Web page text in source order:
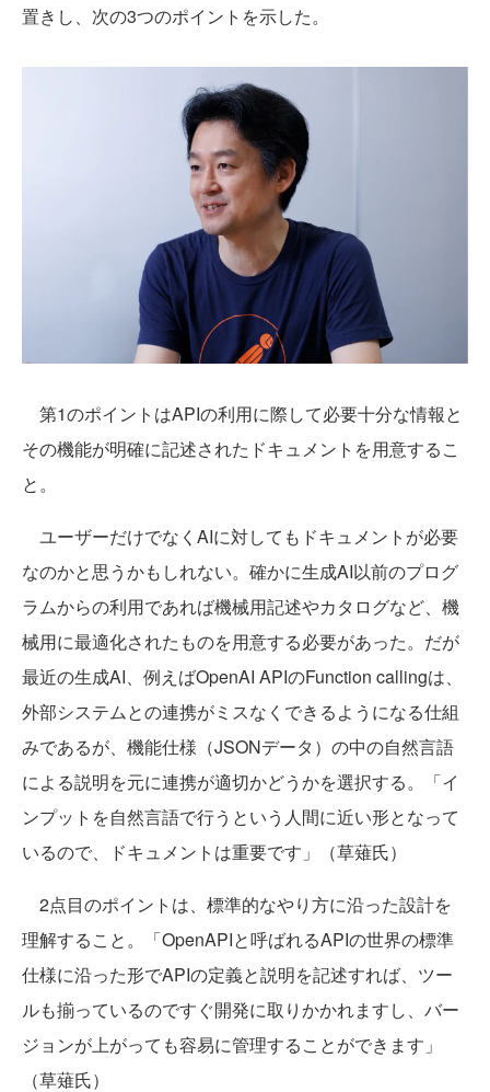
置きし、次の3つのポイントを示した。
第1のポイントはAPIの利用に際して必要十分な情報と
その機能が明確に記述されたドキュメントを用意するこ
と。
ユーザーだけでなくAIに対してもドキュメントが必要
なのかと思うかもしれない。確かに生成AI以前のプログ
ラムからの利用であれば機械用記述やカタログなど、機
械用に最適化されたものを用意する必要があった。だが
最近の生成AI、例えばOpenAI APIのFunction callingは、
外部システムとの連携がミスなくできるようになる仕組
みであるが、機能仕様（JSONデータ）の中の自然言語
による説明を元に連携が適切かどうかを選択する。「イ
ンプットを自然言語で行うという人間に近い形となって
いるので、ドキュメントは重要です」（草薙氏）
2点目のポイントは、標準的なやり方に沿った設計を
理解すること。「OpenAPIと呼ばれるAPIの世界の標準
仕様に沿った形でAPIの定義と説明を記述すれば、ツー
ルも揃っているのですぐ開発に取りかかれますし、バー
ジョンが上がっても容易に管理することができます」
（草薙氏）